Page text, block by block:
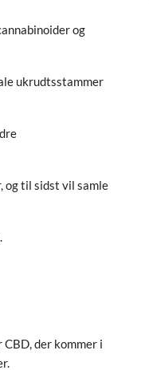
og
ukrudtsstammer
og til sidst vil samle
der kommer i